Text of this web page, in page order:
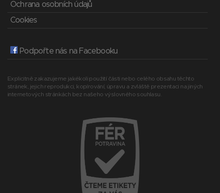
Ochrana osobních údajů
Cookies
Podpořte nás na Facebooku
Explicitně zakazujeme jakékoli použití části nebo celého obsahu těchto
stránek, jejich reprodukci, kopírování, úpravu a zvláště prezentaci na jiných
internetových stránkách bez našeho výslovného souhlasu.